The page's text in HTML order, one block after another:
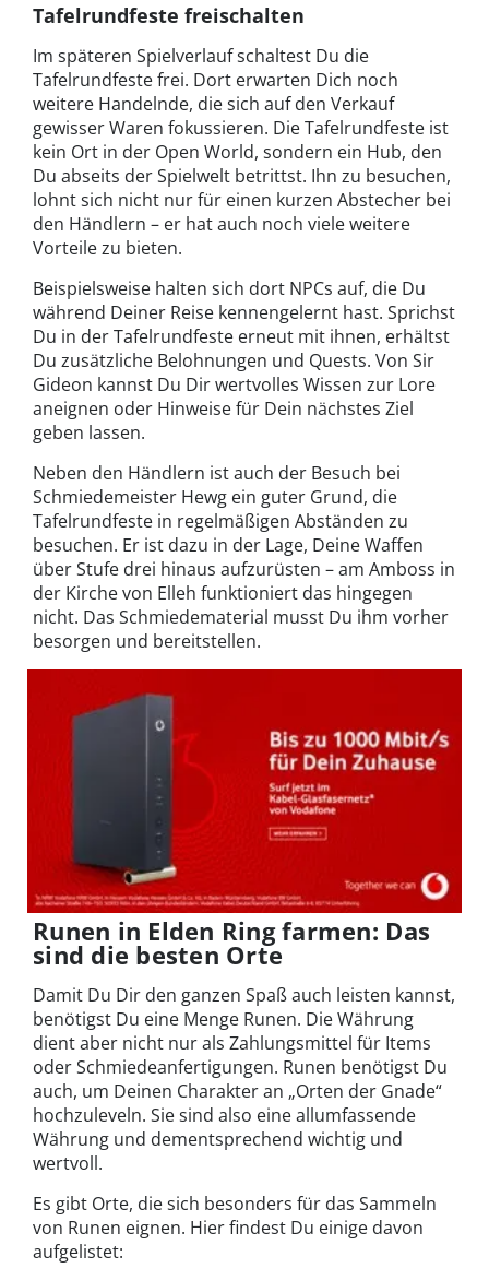
Tafelrundfeste freischalten
Im späteren Spielverlauf schaltest Du die
Tafelrundfeste frei. Dort erwarten Dich noch
weitere Handelnde, die sich auf den Verkauf
gewisser Waren fokussieren. Die Tafelrundfeste ist
kein Ort in der Open World, sondern ein Hub, den
Du abseits der Spielwelt betrittst. Ihn zu besuchen,
lohnt sich nicht nur für einen kurzen Abstecher bei
den Händlern – er hat auch noch viele weitere
Vorteile zu bieten.
Beispielsweise halten sich dort NPCs auf, die Du
während Deiner Reise kennengelernt hast. Sprichst
Du in der Tafelrundfeste erneut mit ihnen, erhältst
Du zusätzliche Belohnungen und Quests. Von Sir
Gideon kannst Du Dir wertvolles Wissen zur Lore
aneignen oder Hinweise für Dein nächstes Ziel
geben lassen.
Neben den Händlern ist auch der Besuch bei
Schmiedemeister Hewg ein guter Grund, die
Tafelrundfeste in regelmäßigen Abständen zu
besuchen. Er ist dazu in der Lage, Deine Waffen
über Stufe drei hinaus aufzurüsten – am Amboss in
der Kirche von Elleh funktioniert das hingegen
nicht. Das Schmiedematerial musst Du ihm vorher
besorgen und bereitstellen.
Runen in Elden Ring farmen: Das
sind die besten Orte
Damit Du Dir den ganzen Spaß auch leisten kannst,
benötigst Du eine Menge Runen. Die Währung
dient aber nicht nur als Zahlungsmittel für Items
oder Schmiedeanfertigungen. Runen benötigst Du
auch, um Deinen Charakter an „Orten der Gnade“
hochzuleveln. Sie sind also eine allumfassende
Währung und dementsprechend wichtig und
wertvoll.
Es gibt Orte, die sich besonders für das Sammeln
von Runen eignen. Hier findest Du einige davon
aufgelistet: